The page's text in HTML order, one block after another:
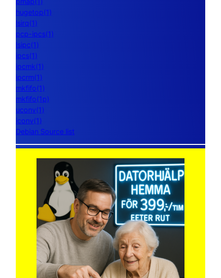
hugetop(1)
lsirq(1)
pcp-ipcs(1)
lsipc(1)
ipcs(1)
ipcmk(1)
ipcrm(1)
mkfifo(1)
mkfifo(1p)
uconv(1)
iconv(1)
Debian Source list